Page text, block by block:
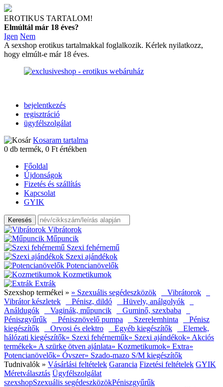
EROTIKUS TARTALOM!
Elmúltál már 18 éves?
Igen Nem
A sexshop erotikus tartalmakkal foglalkozik. Kérlek nyilatkozz,
hogy elmúlt-e már 18 éves.
bejelentkezés
regisztráció
ügyfélszolgálat
Kosaram tartalma
0 db termék, 0 Ft értékben
Főoldal
Újdonságok
Fizetés és szállítás
Kapcsolat
GYIK
Vibrátorok
Műpuncik
Szexi fehérnemű
Szexi ajándékok
Potencianövelők
Kozmetikumok
Extrák
Szexshop termékei » » Szexuális segédeszközök
Vibrátorok
Vibrátor készletek
Pénisz, dildó
Hüvely, análgolyók
Análdugók
Vaginák, műpuncik
Guminő, szexbaba
Péniszgyűrűk
Pénisznövelő pumpa Szerelemhinta
Pénisz
kiegészítők
Orvosi és elektro Egyéb kiegészítők
Elemek,
hálózati kiegészítők» Szexi fehérneműk» Szexi ajándékok» Akciós
termékek» A szürke ötven ajánlata» Kozmetikumok» Extra»
Potencianövelők» Óvszer» Szado-mazo S/M kiegészítők
Tudnivalók » Vásárlási feltételek Garancia Fizetési feltételek GYIK
Méretválasztás Ügyfélszolgálat
szexshopSzexuális segédeszközökPéniszgyűrűk